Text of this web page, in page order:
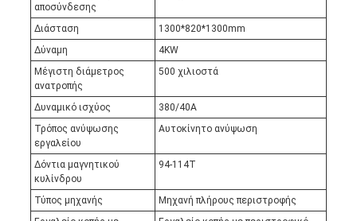
αποσύνδεσης
Διάσταση
1300*820*1300mm
Δύναμη
4KW
Μέγιστη διάμετρος
ανατροπής
500 χιλιοστά
Δυναμικό ισχύος
380/40A
Τρόπος ανύψωσης
εργαλείου
Αυτοκίνητο ανύψωση
Δόντια μαγνητικού
κυλίνδρου
94-114Τ
Τύπος μηχανής
Μηχανή πλήρους περιστροφής